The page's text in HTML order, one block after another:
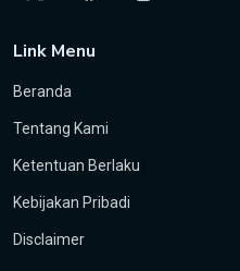
Link Menu
Beranda
Tentang Kami
Ketentuan Berlaku
Kebijakan Pribadi
Disclaimer